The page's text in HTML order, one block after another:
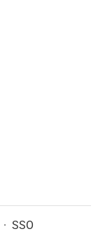
· SSO